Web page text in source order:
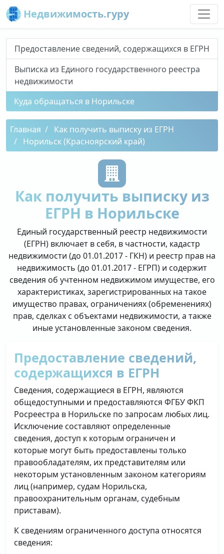
Недвижимость.гуру
Предоставление сведений, содержащихся в ЕГРН
Выписка из Единого государственного реестра
недвижимости
Куда обращаться в Норильске
Главная
Как получить выписку из ЕГРН
Норильск (Красноярский край)
Как получить выписку из
ЕГРН в Норильске
Единый государственный реестр недвижимости
(ЕГРН) включает в себя, в частности, кадастр
недвижимости (до 01.01.2017 - ГКН) и реестр прав на
недвижимость (до 01.01.2017 - ЕГРП) и содержит
сведения об учтенном недвижимом имуществе, его
характеристиках, зарегистрированных на такое
имущество правах, ограничениях (обременениях)
прав, сделках с объектами недвижимости, а также
иные установленные законом сведения.
Предоставление сведений,
содержащихся в ЕГРН
Сведения, содержащиеся в ЕГРН, являются
общедоступными и предоставляются ФГБУ ФКП
Росреестра в Норильске по запросам любых лиц.
Исключение составляют определенные
сведения, доступ к которым ограничен и
которые могут быть предоставлены только
правообладателям, их представителям или
некоторым установленным законом категориям
лиц (например, судам Норильска,
правоохранительным органам, судебным
приставам).
К сведениям ограниченного доступа относятся
сведения: